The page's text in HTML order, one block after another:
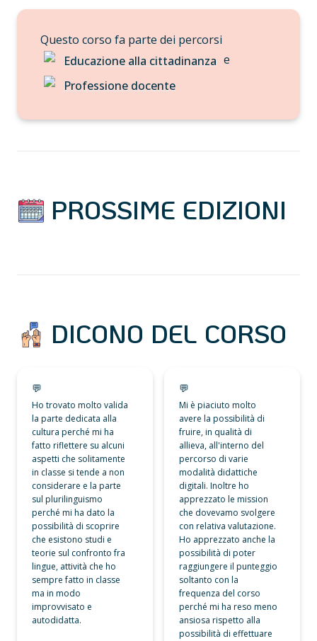
Questo corso fa parte dei percorsi
Educazione alla cittadinanza e
Professione docente
PROSSIME EDIZIONI
DICONO DEL CORSO
💬
Ho trovato molto valida
la parte dedicata alla
cultura perché mi ha
fatto riflettere su alcuni
aspetti che solitamente
in classe si tende a non
considerare e la parte
sul plurilinguismo
perché mi ha dato la
possibilità di scoprire
che esistono studi e
teorie sul confronto fra
lingue, attività che ho
sempre fatto in classe
ma in modo
improvvisato e
autodidatta.
💬
Mi è piaciuto molto
avere la possibilità di
fruire, in qualità di
allieva, all'interno del
percorso di varie
modalità didattiche
digitali. Inoltre ho
apprezzato le mission
che dovevamo svolgere
con relativa valutazione.
Ho apprezzato anche la
possibilità di poter
raggiungere il punteggio
soltanto con la
frequenza del corso
perché mi ha reso meno
ansiosa rispetto alla
possibilità di effettuare